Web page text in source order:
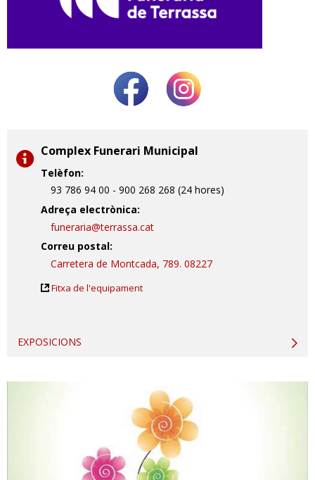
Complex Funerari Municipal
Telèfon:
93 786 94 00 - 900 268 268 (24 hores)
Adreça electrònica:
funeraria@terrassa.cat
Correu postal:
Carretera de Montcada, 789. 08227
Fitxa de l'equipament
EXPOSICIONS